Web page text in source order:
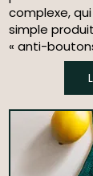
complexe,
simple
« anti-